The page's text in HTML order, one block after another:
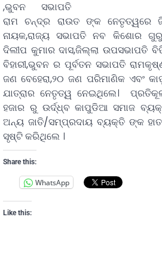
,ଭୁବନ ସଭାପତି
ରାମ ଚନ୍ଦ୍ର ରାଉତ ଙ୍କ ନେତୃତ୍ୱରେ
ନାୟକ,ରାଜ୍ୟ ସଭାପତି ନବ କିଶୋର
ଦିଲୀପ କୁମାର ଦାସ,ଜିଲ୍ଲା ଉପସଭାପତି
ବିହାରୀ,ଭୁବନ ର ପୂର୍ବତନ ସଭାପତି
ଜଣ ବେହେରା,୨୦ ଜଣ ପରିମାଣିକ ଏବଂ
ଯାତ୍ରାର ନେତୃତ୍ୱ ନେଇଥିଲେ।
ହଜାର ରୁ ଉର୍ଦ୍ଧ୍ବ କାପୁଡିଆ ସମାଜ
ଅନ୍ୟ ଜାତି/ସମ୍ପ୍ରଦାୟ ବ୍ୟକ୍ତି ଙ୍କ
ସୃଷ୍ଟି କରିଥିଲେ ।
Share this:
WhatsApp
Like this: